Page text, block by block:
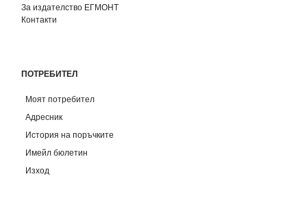
За издателство ЕГМОНТ
Контакти
ПОТРЕБИТЕЛ
Моят потребител
Адресник
История на поръчките
Имейл бюлетин
Изход